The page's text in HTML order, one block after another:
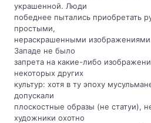
украшенной. Люди
победнее пытались приобретать
простыми,
нераскрашенными
Западе не было
запрета на какие-либо
некоторых других
культур: хотя в ту эпоху
допускали
плоскостные образы (не статуи),
художники охотно